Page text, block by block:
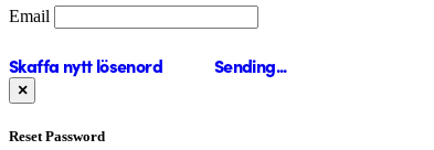
Email
Skaffa nytt lösenord Sending...
×
Reset Password